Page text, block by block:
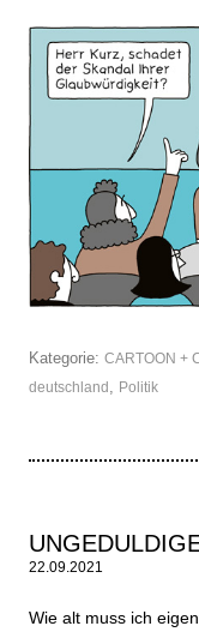
Kategorie: CARTOON +
deutschland , Politik
22.09.2021
Wie alt muss ich